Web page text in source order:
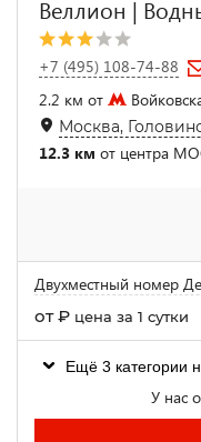
Веллион |
+7 (495) 108-74-88
2.2 км от
Москва,
12.3 км от центра
Двухместный номер
от₽ цена за 1 сутки
Ещё 3 категории
У нас